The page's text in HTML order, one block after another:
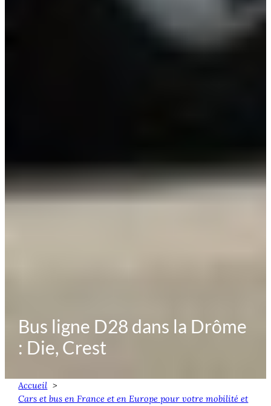
Bus ligne D28 dans la Drôme
: Die, Crest
Accueil
Cars et bus en France et en Europe pour votre mobilité et